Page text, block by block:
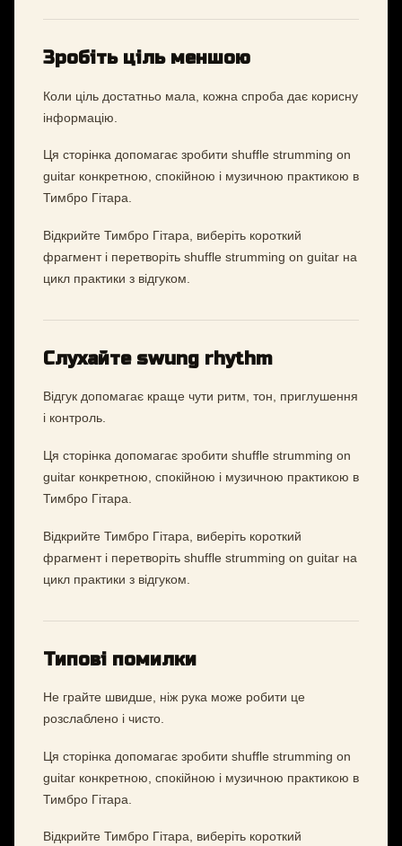
Зробіть ціль меншою
Коли ціль достатньо мала, кожна спроба дає корисну
інформацію.
Ця сторінка допомагає зробити shuffle strumming on
guitar конкретною, спокійною і музичною практикою в
Тимбро Гітара.
Відкрийте Тимбро Гітара, виберіть короткий
фрагмент і перетворіть shuffle strumming on guitar на
цикл практики з відгуком.
Слухайте swung rhythm
Відгук допомагає краще чути ритм, тон, приглушення
і контроль.
Ця сторінка допомагає зробити shuffle strumming on
guitar конкретною, спокійною і музичною практикою в
Тимбро Гітара.
Відкрийте Тимбро Гітара, виберіть короткий
фрагмент і перетворіть shuffle strumming on guitar на
цикл практики з відгуком.
Типові помилки
Не грайте швидше, ніж рука може робити це
розслаблено і чисто.
Ця сторінка допомагає зробити shuffle strumming on
guitar конкретною, спокійною і музичною практикою в
Тимбро Гітара.
Відкрийте Тимбро Гітара, виберіть короткий